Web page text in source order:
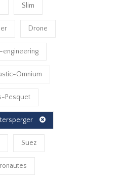
Slim
Drone
engineering
Omnium
Pesquet
Suez